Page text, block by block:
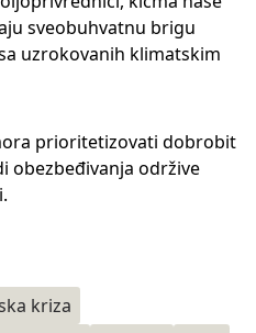
sveobuhvatnu brigu
uzrokovanih klimatskim
prioritetizovati dobrobit
obezbeđivanja održive
kriza